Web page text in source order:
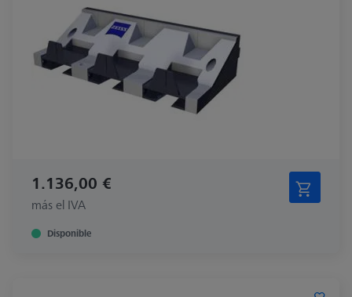
1.136,00 €
más el IVA
Disponible